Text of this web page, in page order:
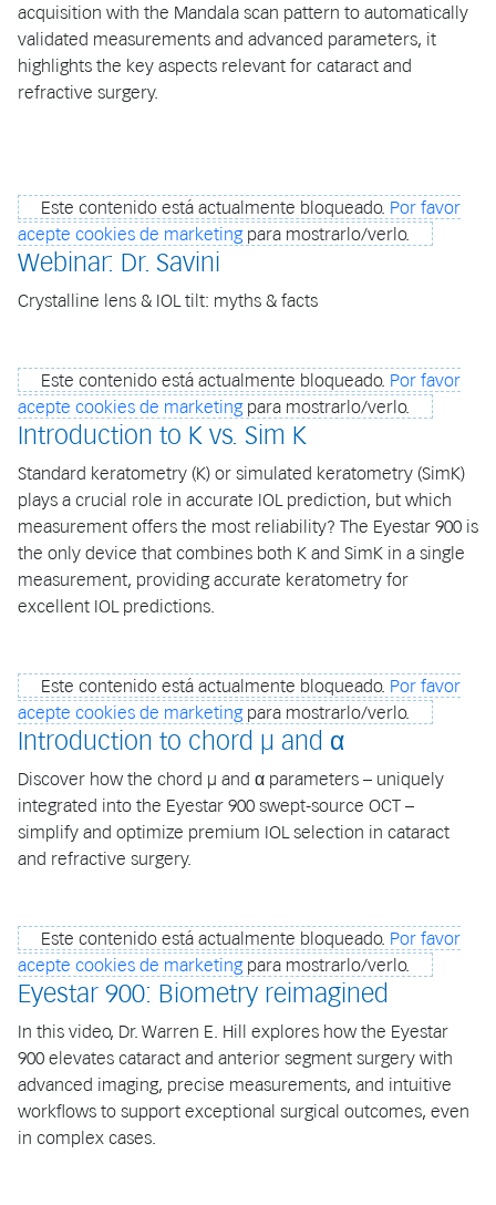
acquisition with the Mandala scan pattern to automatically
validated measurements and advanced parameters, it
highlights the key aspects relevant for cataract and
refractive surgery.
Este contenido está actualmente bloqueado. Por favor
acepte cookies de marketingpara mostrarlo/verlo.
Webinar: Dr. Savini
Crystalline lens & IOL tilt: myths & facts
Este contenido está actualmente bloqueado. Por favor
acepte cookies de marketingpara mostrarlo/verlo.
Introduction to K vs. Sim K
Standard keratometry (K) or simulated keratometry (SimK)
plays a crucial role in accurate IOL prediction, but which
measurement offers the most reliability? The Eyestar 900 is
the only device that combines both K and SimK in a single
measurement, providing accurate keratometry for
excellent IOL predictions.
Este contenido está actualmente bloqueado. Por favor
acepte cookies de marketingpara mostrarlo/verlo.
Introduction to chord μ and α
Discover how the chord μ and α parameters – uniquely
integrated into the Eyestar 900 swept-source OCT –
simplify and optimize premium IOL selection in cataract
and refractive surgery.
Este contenido está actualmente bloqueado. Por favor
acepte cookies de marketingpara mostrarlo/verlo.
Eyestar 900: Biometry reimagined
In this video, Dr. Warren E. Hill explores how the Eyestar
900 elevates cataract and anterior segment surgery with
advanced imaging, precise measurements, and intuitive
workflows to support exceptional surgical outcomes, even
in complex cases.